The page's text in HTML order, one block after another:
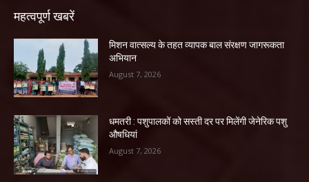
महत्वपूर्ण खबरें
मिशन वात्सल्य के तहत व्यापक बाल संरक्षण जागरूकता
अभियान
August 7, 2026
धमतरी : पशुपालकों को सस्ती दर पर मिलेंगी जेनेरिक पशु
औषधियां
August 7, 2026